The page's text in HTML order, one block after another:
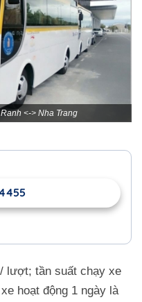
<-> Nha Trang
lượt; tần suất chạy xe
hoạt động 1 ngày là